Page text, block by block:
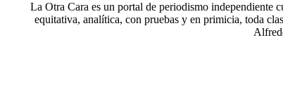
La Otra Cara es un portal de periodismo independiente
equitativa, analítica, con pruebas y en primicia, toda